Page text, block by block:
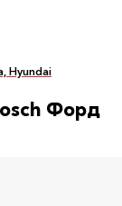
Hyundai
Форд